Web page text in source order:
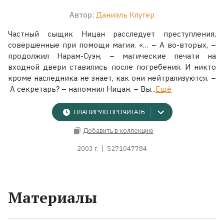
Автор: Даниэль Клугер
Частный сыщик Ницан расследует преступления,
совершенные при помощи магии. «… – А во-вторых, –
продолжил Нарам-Суэн, – магические печати на
входной двери ставились после погребения. И никто
кроме наследника не знает, как они нейтрализуются. –
А секретарь? – напомнил Ницан. – Вы...Ещё
ПЛАНИРУЮ ПРОЧИТАТЬ
Добавить в коллекцию
2003 г. 5271047784
Материалы